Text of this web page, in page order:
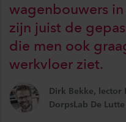
wagenbouwers in
zijn juist de
die men ook
werkvloer ziet.
Dirk Bekke, lector
DorpsLab De Lutte